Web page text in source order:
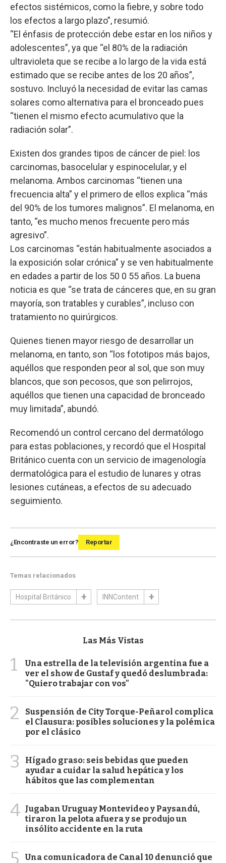
efectos sistémicos, como la fiebre, y sobre todo
los efectos a largo plazo”, resumió.
“El énfasis de protección debe estar en los niños y
adolescentes”, ya que “el 80% de la radiación
ultravioleta que se recibe a lo largo de la vida está
estimado que se recibe antes de los 20 años”,
sostuvo. Incluyó la necesidad de evitar las camas
solares como alternativa para el bronceado pues
“tienen el mismo efecto acumulativo que la
radiación solar”.
Existen dos grandes tipos de cáncer de piel: los
carcinomas, basocelular y espinocelular, y el
melanoma. Ambos carcinomas “tienen una
frecuencia alta” y el primero de ellos explica “más
del 90% de los tumores malignos”. El melanoma, en
tanto, “es mucho menos frecuente pero más
agresivo”.
Los carcinomas “están habitualmente asociados a
la exposición solar crónica” y se ven habitualmente
en edades a partir de los 50 0 55 años. La buena
noticia es que “se trata de cánceres que, en su gran
mayoría, son tratables y curables”, incluso con
tratamiento no quirúrgicos.
Quienes tienen mayor riesgo de desarrollar un
melanoma, en tanto, son “los fototipos más bajos,
aquéllos que responden peor al sol, que son muy
blancos, que son pecosos, que son pelirrojos,
aquéllos que tienen una capacidad de bronceado
muy limitada”, abundó.
Recomendó un control cercano del dermatólogo
para estas poblaciones, y recordó que el Hospital
Británico cuenta con un servicio de imagenología
dermatológica para el estudio de lunares y otras
lesiones cutáneas, a efectos de su adecuado
seguimiento.
¿Encontraste un error? Reportar
Temas relacionados
Hospital Británico INNContent
Las Más Vistas
1
Una estrella de la televisión argentina fue a
ver el show de Gustaf y quedó deslumbrada:
"Quiero trabajar con vos"
2
Suspensión de City Torque-Peñarol complica
el Clausura: posibles soluciones y la polémica
por el clásico
3
Hígado graso: seis bebidas que pueden
ayudar a cuidar la salud hepática y los
hábitos que las complementan
4 Jugaban Uruguay Montevideo y Paysandú,
tiraron la pelota afuera y se produjo un
insólito accidente en la ruta
5
Una comunicadora de Canal 10 denunció que